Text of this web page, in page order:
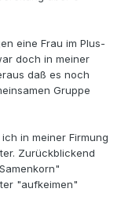
eine Frau im Plus-
doch in meiner
daß es noch
Gruppe
in meiner Firmung
Zurückblickend
"aufkeimen"